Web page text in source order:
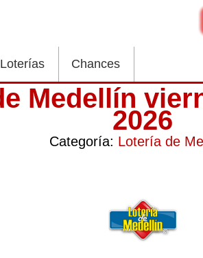
Loterías Chances
Medellín
2026
Categoría: Lotería de